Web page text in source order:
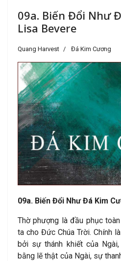
09a. Biến Đổi Như
Lisa Bevere
Quang Harvest Đá Kim Cương
09a. Biến Đổi Như Đá Kim
Thờ phượng là đầu phục
ta cho Đức Chúa Trời. Chính
bởi sự thánh khiết của
bằng lẽ thật của Ngài, sự